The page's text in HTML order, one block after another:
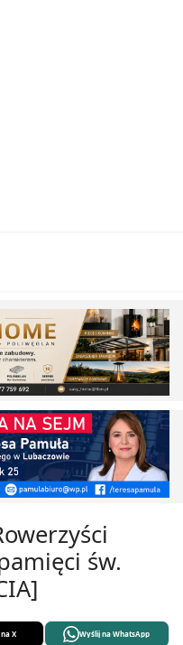
św.
X Wyślij na WhatsApp